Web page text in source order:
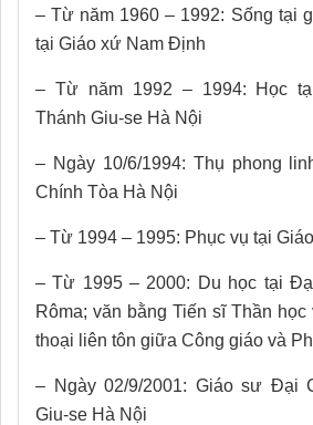
– Từ năm 1960 – 1992: Sống tại
tại Giáo xứ Nam Định
– Từ năm 1992 – 1994: Học
Thánh Giu-se Hà Nội
– Ngày 10/6/1994: Thụ phong
Chính Tòa Hà Nội
– Từ 1994 – 1995: Phục vụ tại
– Từ 1995 – 2000: Du học tại
Rôma; văn bằng Tiến sĩ Thần
thoại liên tôn giữa Công giáo và
– Ngày 02/9/2001: Giáo sư Đại
Giu-se Hà Nội